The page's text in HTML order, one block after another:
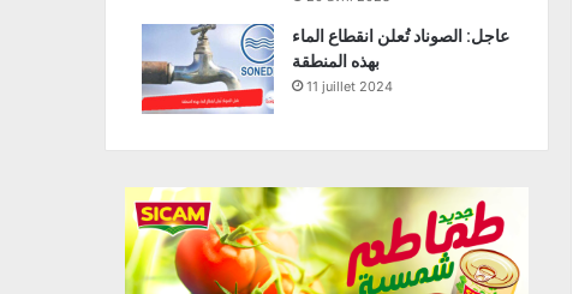
عاجل: الصوناد تُعلن انقطاع الماء
بهذه المنطقة
11 juillet 2024